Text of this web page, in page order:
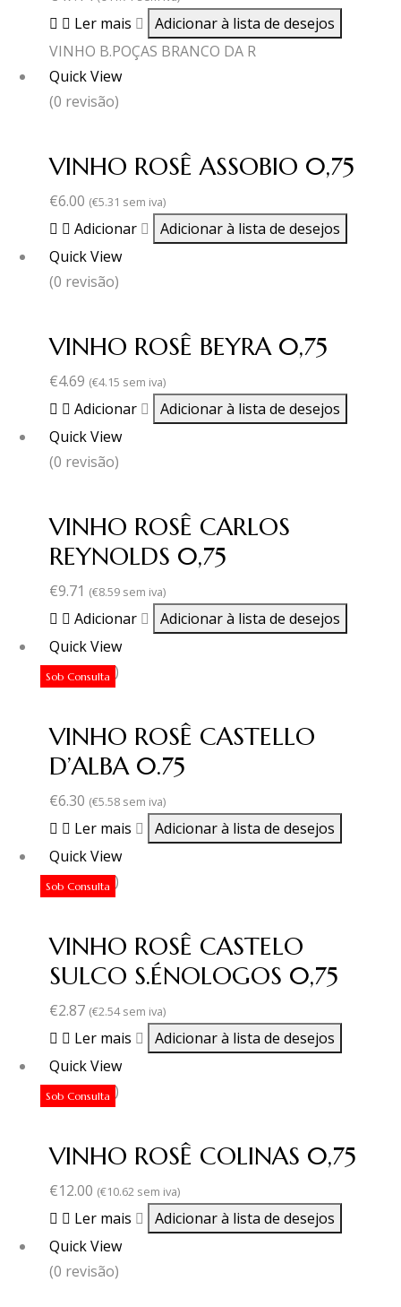
Ler mais
Adicionar à lista de desejos
VINHO B.POÇAS BRANCO DA R
Quick View
(0 revisão)
VINHO ROSÊ ASSOBIO 0,75
€6.00 (€5.31 sem iva)
Adicionar
Adicionar à lista de desejos
Quick View
(0 revisão)
VINHO ROSÊ BEYRA 0,75
€4.69 (€4.15 sem iva)
Adicionar
Adicionar à lista de desejos
Quick View
(0 revisão)
VINHO ROSÊ CARLOS
REYNOLDS 0,75
€9.71 (€8.59 sem iva)
Adicionar Adicionar à lista de desejos
Sob Consulta
Quick View
(0 revisão)
VINHO ROSÊ CASTELLO
D’ALBA 0.75
€6.30 (€5.58 sem iva)
Ler mais Adicionar à lista de desejos
Sob Consulta
Quick View
(0 revisão)
VINHO ROSÊ CASTELO
SULCO S.ÉNOLOGOS 0,75
€2.87 (€2.54sem iva)
Ler mais Adicionar à lista de desejos
Sob Consulta
Quick View
(0 revisão)
VINHO ROSÊ COLINAS 0,75
€12.00 (€10.62 sem iva)
Ler mais
Adicionar à lista de desejos
Quick View
(0 revisão)